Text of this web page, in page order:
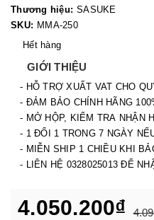
Thương hiệu: SASUKE
SKU: MMA-250
Hết hàng
GIỚI THIỆU
- HỖ TRỢ XUẤT VAT CHO
- ĐẢM BẢO CHÍNH HÃNG
- MỞ HỘP, KIỂM TRA NHẬN
- 1 ĐỔI 1 TRONG 7 NGÀY
- MIỄN SHIP 1 CHIỀU KHI
- LIÊN HỆ 0328025013 ĐỂ
4.050.200₫